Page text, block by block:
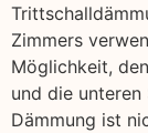
Zimmers
Möglichkeit,
und die
Dämmung ist